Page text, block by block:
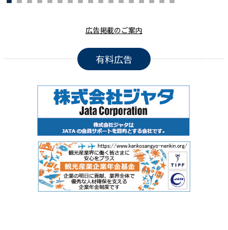
広告掲載のご案内
有料広告